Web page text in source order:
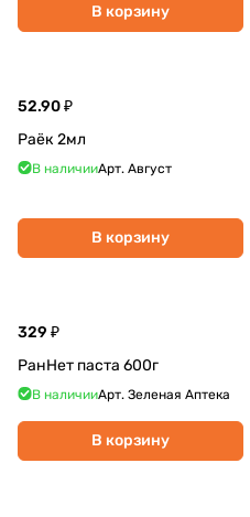
В корзину
52.90 ₽
Раёк 2мл
В наличииАрт. Август
В корзину
329 ₽
РанНет паста 600г
В наличииАрт. Зеленая Аптека
В корзину